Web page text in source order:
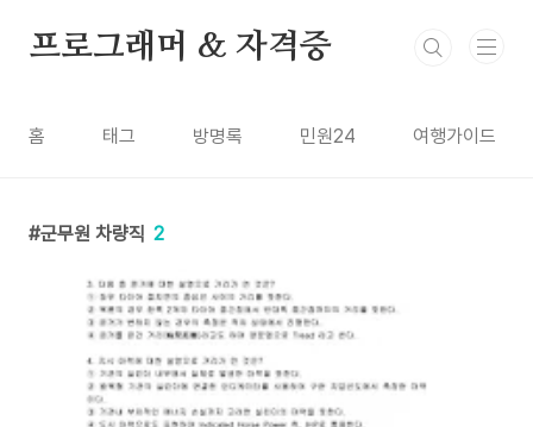
프로그래머 & 자격증
홈 태그 방명록 민원24 여행가이드
군무원 차량직 2